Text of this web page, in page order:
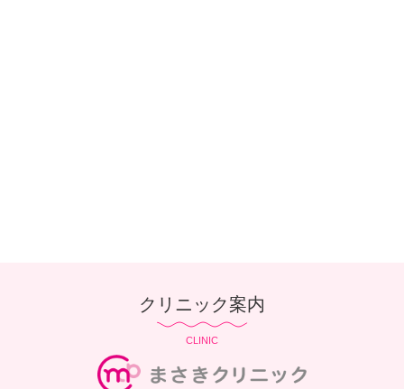
クリニック案内
CLINIC